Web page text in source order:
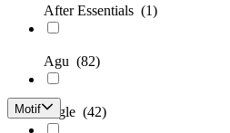
After Essentials (1)
Agu (82)
Aigle (42)
Motif